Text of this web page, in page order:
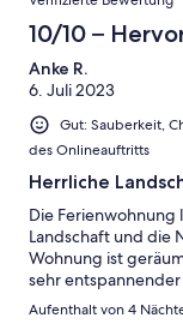
10/10 –
Anke R.
6. Juli 2023
Gut: Sauberkeit,
des Onlineauftritts
Herrliche
Die Ferienwohnung
Landschaft und die
Wohnung ist
sehr
Aufenthalt von 4